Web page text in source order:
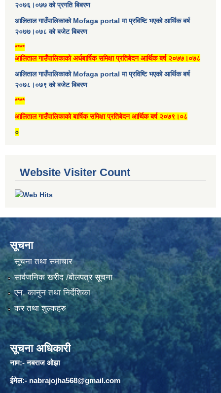
२०७६।०७७ को प्रगति बिबरण
आलिताल गाउँपालिकाको Mofaga portal मा प्रविष्टि भएको आर्थिक बर्ष
२०७७।०७८ को बजेट बिबरण
****
आलिताल गाउँपालिकाको अर्धबार्षिक समिक्षा प्रतिबेदन आर्थिक बर्ष २०७७।०७८
आलिताल गाउँपालिकाको Mofaga portal मा प्रविष्टि भएको आर्थिक बर्ष
२०७८।०७९ को बजेट बिबरण
****
आलिताल गाउँपालिकाको बार्षिक समिक्षा प्रतिबेदन आर्थिक बर्ष २०७९।०८
०
Website Visiter Count
सूचना
सूचना तथा समाचार
सार्वजनिक खरीद /बोलपत्र सूचना
एन, कानुन तथा निर्देशिका
कर तथा शुल्कहरु
सूचना अधिकारी
नाम:- नबराज ओझा
ईमेल:- nabrajojha568@gmail.com